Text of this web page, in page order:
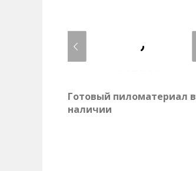
Готовый пиломатериал в
наличии